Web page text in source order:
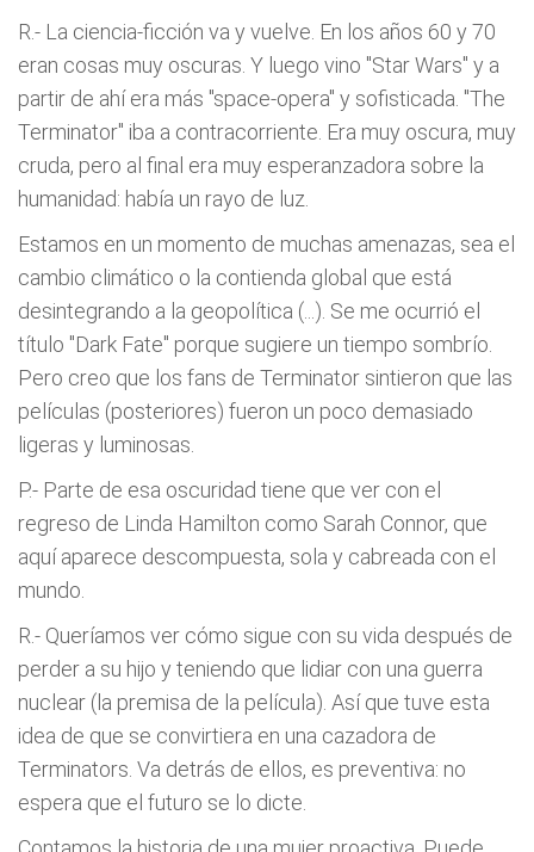
R.- La ciencia-ficción va y vuelve. En los años 60 y 70
eran cosas muy oscuras. Y luego vino "Star Wars" y a
partir de ahí era más "space-opera" y sofisticada. "The
Terminator" iba a contracorriente. Era muy oscura, muy
cruda, pero al final era muy esperanzadora sobre la
humanidad: había un rayo de luz.
Estamos en un momento de muchas amenazas, sea el
cambio climático o la contienda global que está
desintegrando a la geopolítica (...). Se me ocurrió el
título "Dark Fate" porque sugiere un tiempo sombrío.
Pero creo que los fans de Terminator sintieron que las
películas (posteriores) fueron un poco demasiado
ligeras y luminosas.
P.- Parte de esa oscuridad tiene que ver con el
regreso de Linda Hamilton como Sarah Connor, que
aquí aparece descompuesta, sola y cabreada con el
mundo.
R.- Queríamos ver cómo sigue con su vida después de
perder a su hijo y teniendo que lidiar con una guerra
nuclear (la premisa de la película). Así que tuve esta
idea de que se convirtiera en una cazadora de
Terminators. Va detrás de ellos, es preventiva: no
espera que el futuro se lo dicte.